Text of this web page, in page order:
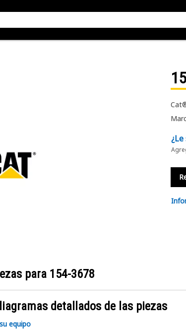
para 154-3678
detallados de las piezas
equipo